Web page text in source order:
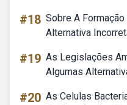
#18 Sobre A
Alternativa
#19 As Legislações
Algumas
#20 As Celulas